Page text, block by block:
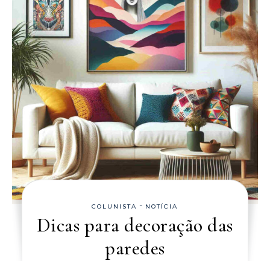
COLUNISTA - NOTÍCIA
Dicas para decoração das
paredes